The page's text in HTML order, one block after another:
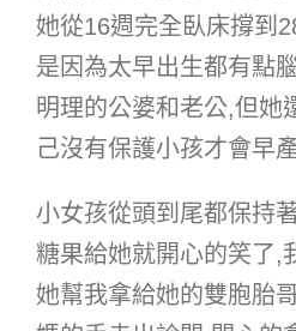
她從16週完全臥床撐到
是因為太早出生都有點
明理的公婆和老公,但她
己沒有保護小孩才會早
小女孩從頭到尾都保持
糖果給她就開心的笑了,
她幫我拿給她的雙胞胎